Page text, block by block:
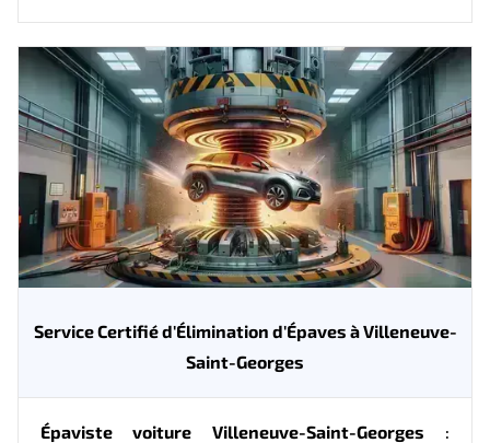
Service Certifié d'Élimination d'Épaves à Villeneuve-
Saint-Georges
Épaviste voiture Villeneuve-Saint-Georges :